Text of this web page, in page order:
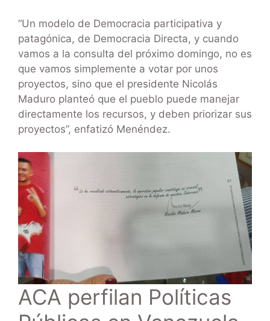
“Un modelo de Democracia participativa y
patagónica, de Democracia Directa, y cuando
vamos a la consulta del próximo domingo, no es
que vamos simplemente a votar por unos
proyectos, sino que el presidente Nicolás
Maduro planteó que el pueblo puede manejar
directamente los recursos, y deben priorizar sus
proyectos”, enfatizó Menéndez.
ACA perfilan Políticas